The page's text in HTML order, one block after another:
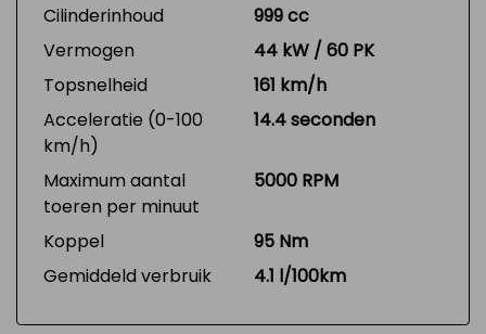
Cilinderinhoud
999 cc
Vermogen
44 kW / 60 PK
Topsnelheid
161 km/h
Acceleratie (0-100
km/h)
14.4 seconden
Maximum aantal
toeren per minuut
5000 RPM
Koppel
95 Nm
Gemiddeld verbruik
4.1 l/100km